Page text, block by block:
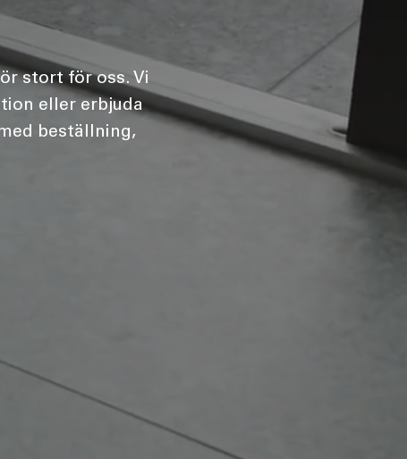
stort för oss. Vi
eller erbjuda
beställning,